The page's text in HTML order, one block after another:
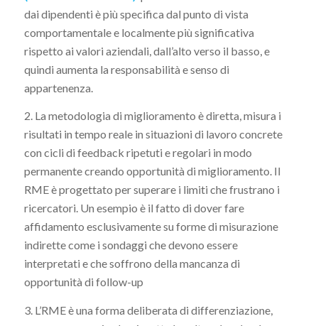
dai dipendenti è più specifica dal punto di vista
comportamentale e localmente più significativa
rispetto ai valori aziendali, dall’alto verso il basso, e
quindi aumenta la responsabilità e senso di
appartenenza.
2. La metodologia di miglioramento è diretta, misura i
risultati in tempo reale in situazioni di lavoro concrete
con cicli di feedback ripetuti e regolari in modo
permanente creando opportunità di miglioramento. Il
RME è progettato per superare i limiti che frustrano i
ricercatori. Un esempio è il fatto di dover fare
affidamento esclusivamente su forme di misurazione
indirette come i sondaggi che devono essere
interpretati e che soffrono della mancanza di
opportunità di follow-up
3. L’RME è una forma deliberata di differenziazione,